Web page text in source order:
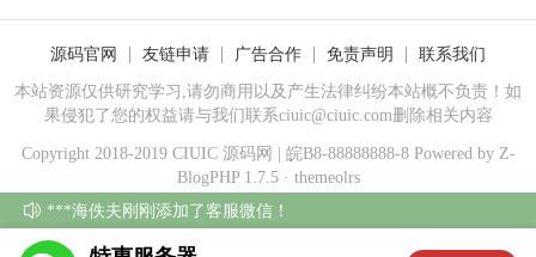
源码官网 友链申请 广告合作 免责声明 联系我们
本站资源仅供研究学习,请勿商用以及产生法律纠纷本站概不负责！如
果侵犯了您的权益请与我们联系ciuic@ciuic.com删除相关内容
Copyright 2018-2019 CIUIC 源码网 | 皖B8-88888888-8 Powered by Z-
BlogPHP 1.7.5· themeolrs
***海佚夫刚刚添加了客服微信！